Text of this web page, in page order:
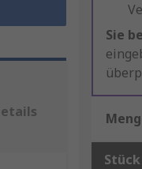
Sie
Stück